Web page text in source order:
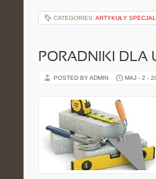
CATEGORIES: ARTYKUŁY
PORADNIKI DLA
POSTED BY ADMIN MAJ - 2 -